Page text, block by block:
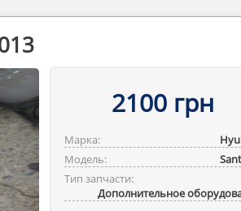
2100 грн
Марка:
Модель:
Тип запчасти:
Дополнительное